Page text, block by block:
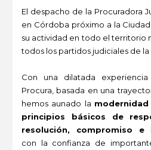
El despacho de la Procuradora
en Córdoba próximo a la
su actividad en todo el territorio
todos los partidos judiciales de
Con una dilatada
Procura, basada en una
hemos aunado la
principios básicos de
resolución, compromiso e
con la confianza de